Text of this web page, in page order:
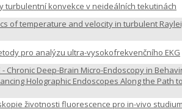
turbulentní konvekce v neideálních tekutinách
of temperature and velocity in turbulent
pro analýzu ultra-vysokofrekvenčního EKG
- Chronic Deep-Brain Micro-Endoscopy in
Holographic Endoscopes Along the Path
životnosti fluorescence pro in-vivo